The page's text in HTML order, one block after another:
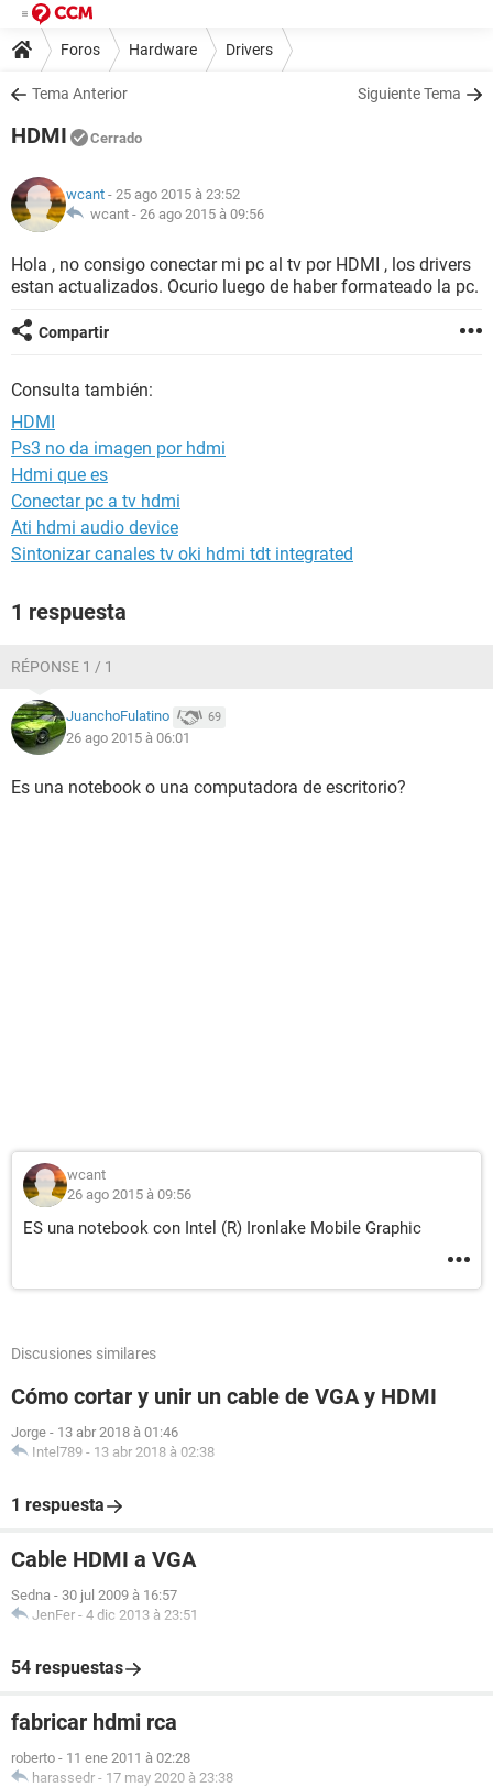
Foros Hardware Drivers
Tema Anterior Siguiente Tema
HDMI Cerrado
wcant - 25 ago 2015 à 23:52
wcant - 26 ago 2015 à 09:56
Hola , no consigo conectar mi pc al tv por HDMI , los drivers
estan actualizados. Ocurio luego de haber formateado la pc.
Compartir
Consulta también:
HDMI
Ps3 no da imagen por hdmi
Hdmi que es
Conectar pc a tv hdmi
Ati hdmi audio device
Sintonizar canales tv oki hdmi tdt integrated
1 respuesta
RÉPONSE 1 / 1
JuanchoFulatino 69
26 ago 2015 à 06:01
Es una notebook o una computadora de escritorio?
wcant
26 ago 2015 à 09:56
ES una notebook con Intel (R) Ironlake Mobile Graphic
Discusiones similares
Cómo cortar y unir un cable de VGA y HDMI
Jorge - 13 abr 2018 à 01:46
Intel789 - 13 abr 2018 à 02:38
1 respuesta
Cable HDMI a VGA
Sedna - 30 jul 2009 à 16:57
JenFer - 4 dic 2013 à 23:51
54 respuestas
fabricar hdmi rca
roberto - 11 ene 2011 à 02:28
harassedr - 17 may 2020 à 23:38